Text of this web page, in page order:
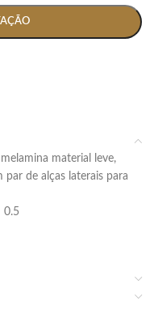
de alças laterais para
0.5